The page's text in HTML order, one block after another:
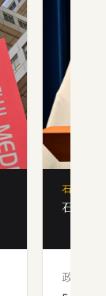
石破茂、
石破茂
政治